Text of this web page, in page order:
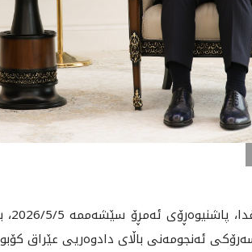
ئەنجومەنی باڵای دادوەریی عێراق